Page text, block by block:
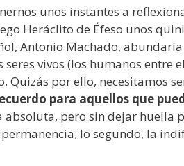
unos instantes a
Heráclito de Éfeso unos
Antonio Machado,
vivos (los humanos entre
Quizás por ello, necesitamos
para aquellos que
pero sin dejar huella
lo segundo, la